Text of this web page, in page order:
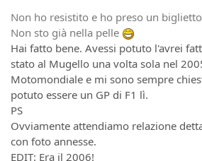
Non ho resistito e ho preso un
Non sto già nella pelle
Hai fatto bene. Avessi potuto l'avrei
stato al Mugello una volta sola nel
Motomondiale e mi sono sempre
potuto essere un GP di F1 lì.
PS
Ovviamente attendiamo relazione
con foto annesse.
EDIT: Era il 2006!